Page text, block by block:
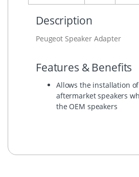
Description
Peugeot Speaker Adapter
Features & Benefits
Allows the installation
aftermarket speakers
the OEM speakers